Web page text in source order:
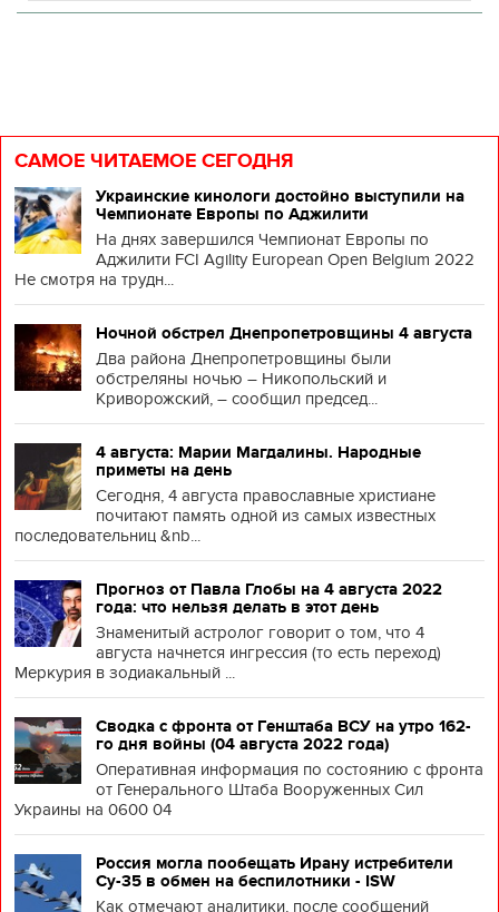
САМОЕ ЧИТАЕМОЕ СЕГОДНЯ
Украинские кинологи достойно выступили на
Чемпионате Европы по Аджилити
На днях завершился Чемпионат Европы по
Аджилити FCI Agility European Open Belgium 2022
Не смотря на трудн...
Ночной обстрел Днепропетровщины 4 августа
Два района Днепропетровщины были
обстреляны ночью – Никопольский и
Криворожский, – сообщил председ...
4 августа: Марии Магдалины. Народные
приметы на день
Сегодня, 4 августа православные христиане
почитают память одной из самых известных
последовательниц &nb...
Прогноз от Павла Глобы на 4 августа 2022
года: что нельзя делать в этот день
Знаменитый астролог говорит о том, что 4
августа начнется ингрессия (то есть переход)
Меркурия в зодиакальный ...
Сводка с фронта от Генштаба ВСУ на утро 162-
го дня войны (04 августа 2022 года)
Оперативная информация по состоянию с фронта
от Генерального Штаба Вооруженных Сил
Украины на 0600 04
Россия могла пообещать Ирану истребители
Су-35 в обмен на беспилотники - ISW
Как отмечают аналитики, после сообщений